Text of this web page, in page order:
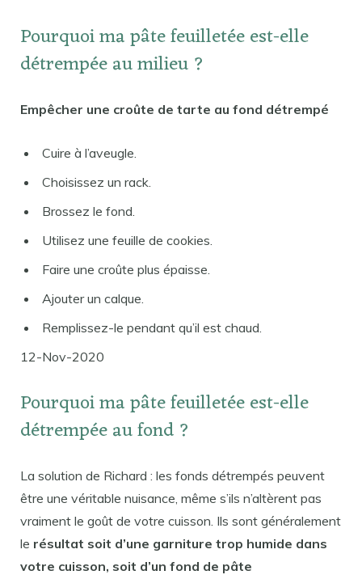
Pourquoi ma pâte feuilletée est-elle
détrempée au milieu ?
Empêcher une croûte de tarte au fond détrempé
Cuire à l’aveugle.
Choisissez un rack.
Brossez le fond.
Utilisez une feuille de cookies.
Faire une croûte plus épaisse.
Ajouter un calque.
Remplissez-le pendant qu’il est chaud.
12-Nov-2020
Pourquoi ma pâte feuilletée est-elle
détrempée au fond ?
La solution de Richard : les fonds détrempés peuvent
être une véritable nuisance, même s’ils n’altèrent pas
vraiment le goût de votre cuisson. Ils sont généralement
le résultat soit d’une garniture trop humide dans
votre cuisson, soit d’un fond de pâte